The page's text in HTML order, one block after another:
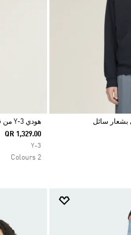
Selected
هودي Y-3 من قماش التيري الفرنسي بشعار سائل
QR 1,329.00
Y-3
2 Colours